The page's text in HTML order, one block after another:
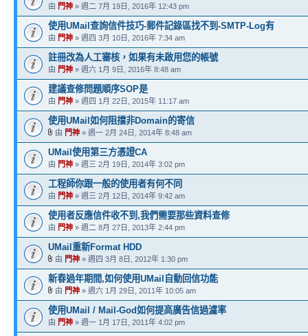
由 門神 » 週二 7月 19日, 2016年 12:43 pm
使用UMail查詢信件技巧-郵件記錄區找不到-SMTP-Log有
由 門神 » 週四 3月 10日, 2016年 7:34 am
註冊改為人工審核，如果有未啟用您的帳號
由 門神 » 週六 1月 9日, 2016年 8:48 am
建議查修問題順序SOP是
由 門神 » 週四 1月 22日, 2015年 11:17 am
使用UMail如何阻擋非Domain的寄信
由 門神 » 週一 2月 24日, 2014年 8:48 am
UMail使用第三方憑證CA
由 門神 » 週三 2月 19日, 2014年 3:02 pm
工程師你跟一般的使用者有何不同
由 門神 » 週三 2月 12日, 2014年 9:42 am
使用者反應信件收不到,我們需要那些資料查修
由 門神 » 週二 8月 27日, 2013年 2:44 pm
UMail重新Format HDD
由 門神 » 週四 3月 8日, 2012年 1:30 pm
新春過年期間,如何使用UMail自動回信功能
由 門神 » 週六 1月 29日, 2011年 10:05 am
使用UMail / Mail-God如何提高廣告信過濾率
由 門神 » 週一 1月 17日, 2011年 4:02 pm